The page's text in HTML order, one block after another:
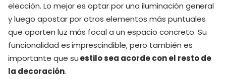
elección. Lo mejor es optar por una iluminación general
y luego apostar por otros elementos más puntuales
que aporten luz más focal a un espacio concreto. Su
funcionalidad es imprescindible, pero también es
importante que suestilo sea acorde con el resto de
la decoración.